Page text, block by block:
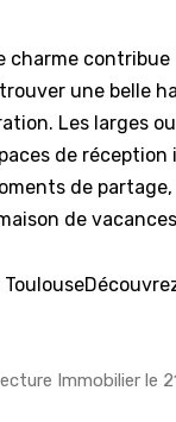
charme
une belle
Les larges
de
de
de
Immobilier le